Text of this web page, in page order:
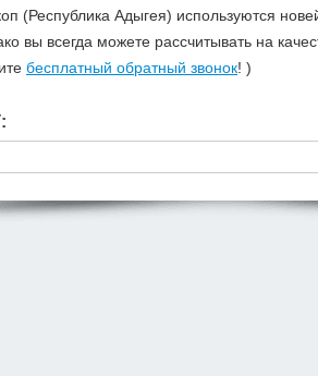
(Республика Адыгея) используются
вы всегда можете рассчитывать на
бесплатный обратный звонок! )